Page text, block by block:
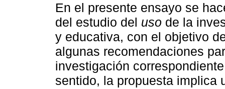
En el presente ensayo se
del estudio del uso de la
y educativa, con el objetivo
algunas recomendaciones
investigación
sentido, la propuesta implica